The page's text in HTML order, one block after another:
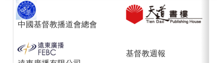
中國基督教播道會總會
基督教週報